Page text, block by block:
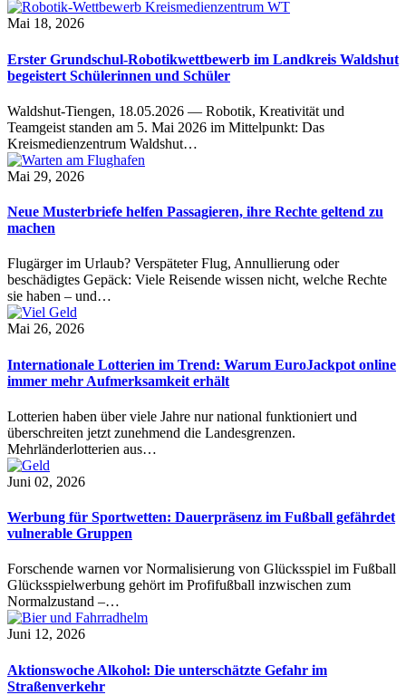
Mai 18, 2026
Erster Grundschul-Robotikwettbewerb im Landkreis Waldshut
begeistert Schülerinnen und Schüler
Waldshut-Tiengen, 18.05.2026 — Robotik, Kreativität und
Teamgeist standen am 5. Mai 2026 im Mittelpunkt: Das
Kreismedienzentrum Waldshut…
Mai 29, 2026
Neue Musterbriefe helfen Passagieren, ihre Rechte geltend zu
machen
Flugärger im Urlaub? Verspäteter Flug, Annullierung oder
beschädigtes Gepäck: Viele Reisende wissen nicht, welche Rechte
sie haben – und…
Mai 26, 2026
Internationale Lotterien im Trend: Warum EuroJackpot online
immer mehr Aufmerksamkeit erhält
Lotterien haben über viele Jahre nur national funktioniert und
überschreiten jetzt zunehmend die Landesgrenzen.
Mehrländerlotterien aus…
Juni 02, 2026
Werbung für Sportwetten: Dauerpräsenz im Fußball gefährdet
vulnerable Gruppen
Forschende warnen vor Normalisierung von Glücksspiel im Fußball
Glücksspielwerbung gehört im Profifußball inzwischen zum
Normalzustand –…
Juni 12, 2026
Aktionswoche Alkohol: Die unterschätzte Gefahr im
Straßenverkehr